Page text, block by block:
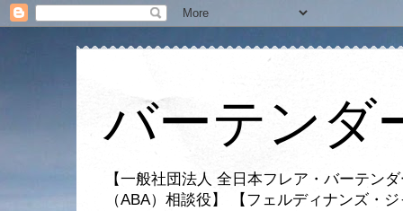
バーテンダ
【一般社団法人 全日本フレア・バーテン
（ABA）相談役】 【フェルディナンズ・